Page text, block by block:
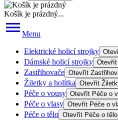
Košík je prázdný...
Menu
Elektrické holicí strojky
Dámské holicí strojky Otevřít
Zastřihovače Otevřít
Žiletky a holítka Otevřít
Péče o vousy Otevřít Péče o
Péče o vlasy Otevřít Péče o
Péče o tělo Otevřít Péče o tělo